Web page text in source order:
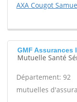
AXA Cougot
GMF Assurances
Mutuelle Santé
Département: 92
mutuelles